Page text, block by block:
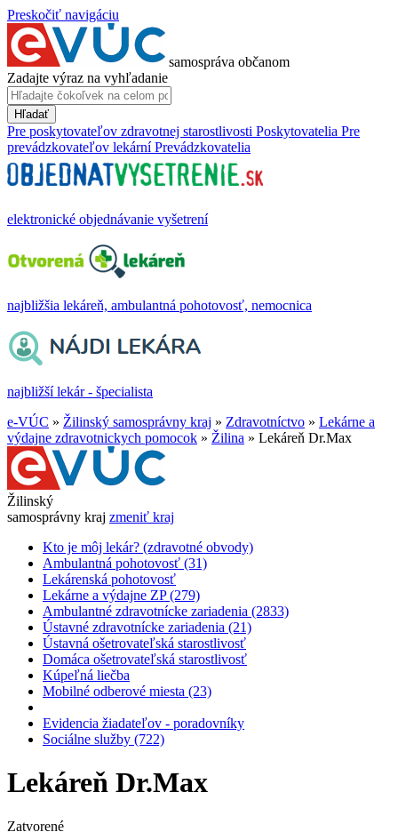
Preskočiť navigáciu
samospráva občanom
Zadajte výraz na vyhľadanie
Hľadať
Pre poskytovateľov zdravotnej starostlivosti Poskytovatelia Pre
prevádzkovateľov lekární Prevádzkovatelia
elektronické objednávanie vyšetrení
najbližšia lekáreň, ambulantná pohotovosť, nemocnica
najbližší lekár - špecialista
e-VÚC » Žilinský samosprávny kraj » Zdravotníctvo » Lekárne a
výdajne zdravotnickych pomocok » Žilina » Lekáreň Dr.Max
Žilinský
samosprávny kraj zmeniť kraj
Kto je môj lekár? (zdravotné obvody)
Ambulantná pohotovosť (31)
Lekárenská pohotovosť
Lekárne a výdajne ZP (279)
Ambulantné zdravotnícke zariadenia (2833)
Ústavné zdravotnícke zariadenia (21)
Ústavná ošetrovateľská starostlivosť
Domáca ošetrovateľská starostlivosť
Kúpeľná liečba
Mobilné odberové miesta (23)
Evidencia žiadateľov - poradovníky
Sociálne služby (722)
Lekáreň Dr.Max
Zatvorené